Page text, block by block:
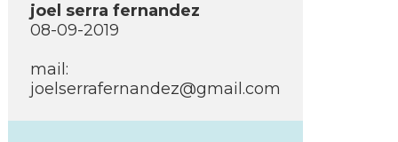
joel serra fernandez
08-09-2019
mail:
joelserrafernandez@gmail.com